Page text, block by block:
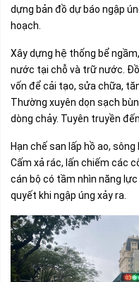
dựng bản đồ dự báo ngập
hoạch.
Xây dựng hệ thống bể
nước tại chỗ và trữ nước.
vốn để cải tạo, sửa chữa,
Thường xuyên dọn sạch
dòng chảy. Tuyên truyền
Hạn chế san lấp hồ ao,
Cấm xả rác, lấn chiếm các
cán bộ có tầm nhìn năng
quyết khi ngập úng xảy ra.